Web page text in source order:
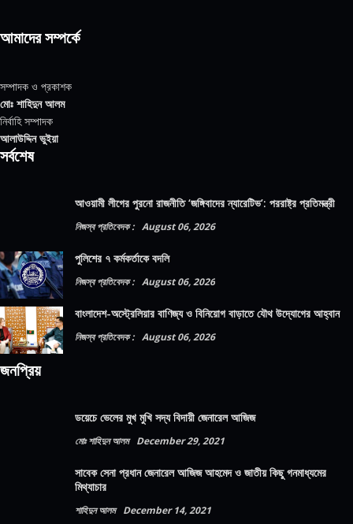
আমাদের সম্পর্কে
সম্পাদক ও প্রকাশক
মোঃ শাহিদুন আলম
নির্বাহি সম্পাদক
আলাউদ্দিন ভুইয়া
সর্বশেষ
আওয়ামী লীগের পুরনো রাজনীতি ‘জঙ্গিবাদের ন্যারেটিভ’: পররাষ্ট্র প্রতিমন্ত্রী
নিজস্ব প্রতিবেদক : August 06, 2026
পুলিশের ৭ কর্মকর্তাকে বদলি
নিজস্ব প্রতিবেদক : August 06, 2026
বাংলাদেশ-অস্ট্রেলিয়ার বাণিজ্য ও বিনিয়োগ বাড়াতে যৌথ উদ্যোগের আহ্বান
নিজস্ব প্রতিবেদক : August 06, 2026
জনপ্রিয়
ডয়েচে ভেলের মুখ মুখি সদ্য বিদায়ী জেনারেল আজিজ
মোঃ শাহিদুন আলম December 29, 2021
সাবেক সেনা প্রধান জেনারেল আজিজ আহমেদ ও জাতীয় কিছু গনমাধ্যমের
মিথ্যাচার
শাহিদুন আলম December 14, 2021